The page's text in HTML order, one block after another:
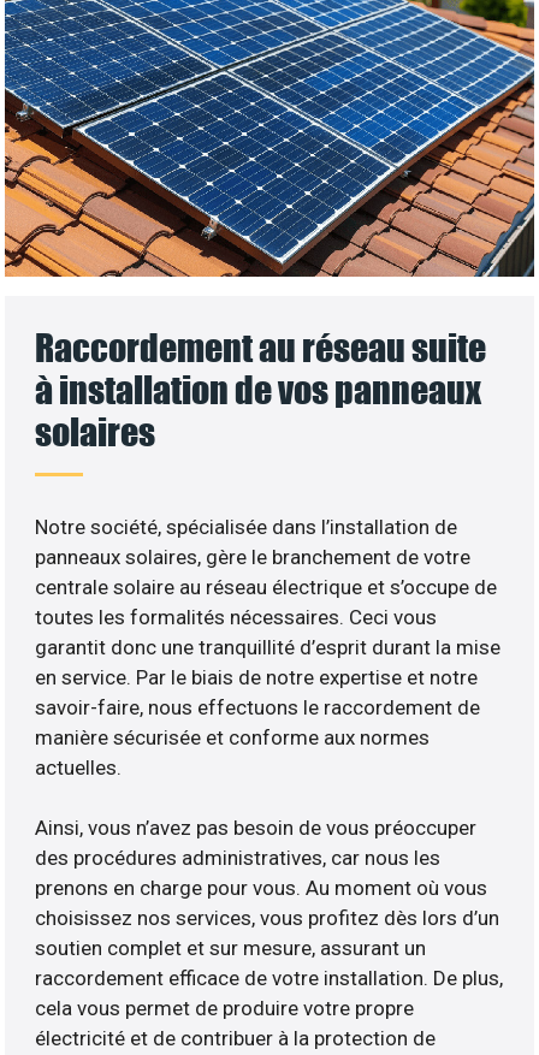
Raccordement au réseau suite
à installation de vos panneaux
solaires
Notre société, spécialisée dans l’installation de
panneaux solaires, gère le branchement de votre
centrale solaire au réseau électrique et s’occupe de
toutes les formalités nécessaires. Ceci vous
garantit donc une tranquillité d’esprit durant la mise
en service. Par le biais de notre expertise et notre
savoir-faire, nous effectuons le raccordement de
manière sécurisée et conforme aux normes
actuelles.
Ainsi, vous n’avez pas besoin de vous préoccuper
des procédures administratives, car nous les
prenons en charge pour vous. Au moment où vous
choisissez nos services, vous profitez dès lors d’un
soutien complet et sur mesure, assurant un
raccordement efficace de votre installation. De plus,
cela vous permet de produire votre propre
électricité et de contribuer à la protection de